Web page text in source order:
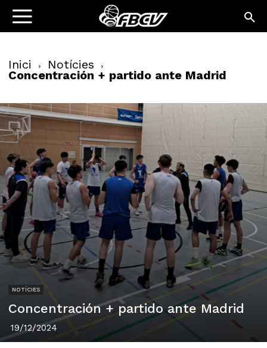
Inici Notícies
Concentración + partido ante Madrid
NOTÍCIES
Concentración + partido ante Madrid
19/12/2024